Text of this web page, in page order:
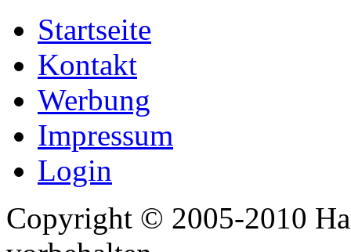
Startseite
Kontakt
Werbung
Impressum
Login
Copyright © 2005-2010